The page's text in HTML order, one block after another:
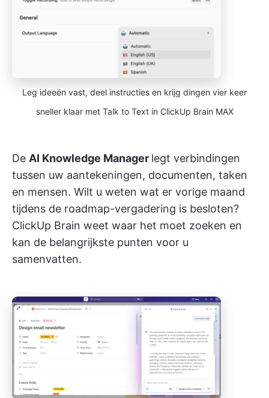
Leg ideeën vast, deel instructies en krijg dingen vier keer
sneller klaar met Talk to Text in ClickUp Brain MAX
De AI Knowledge Manager legt verbindingen
tussen uw aantekeningen, documenten, taken
en mensen. Wilt u weten wat er vorige maand
tijdens de roadmap-vergadering is besloten?
ClickUp Brain weet waar het moet zoeken en
kan de belangrijkste punten voor u
samenvatten.